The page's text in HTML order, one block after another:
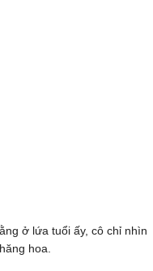
ở lứa tuổi ấy, cô chỉ nhìn
hoa.